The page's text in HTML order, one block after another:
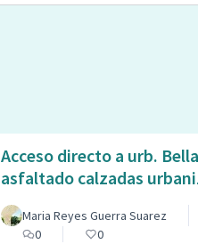
Acceso directo a urb.
asfaltado calzadas
Maria Reyes Guerra Suarez
0
0